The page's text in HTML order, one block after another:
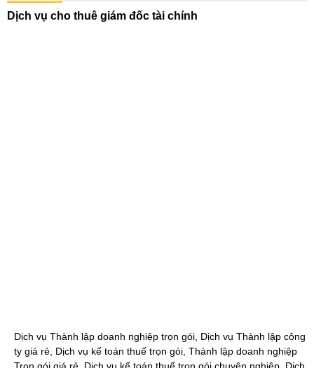
Dịch vụ cho thuê giám đốc tài chính
Dịch vụ Thành lập doanh nghiệp trọn gói, Dịch vụ Thành lập công
ty giá rẻ, Dịch vụ kế toán thuế trọn gói, Thành lập doanh nghiệp